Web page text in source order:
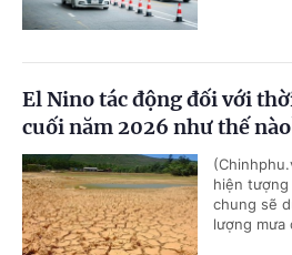
El Nino tác động đối với
cuối năm 2026 như thế
hiện
chung sẽ
lượng mưa